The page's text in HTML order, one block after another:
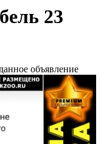
23
данное объявление